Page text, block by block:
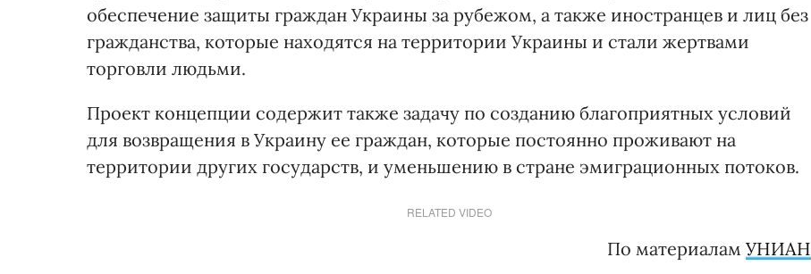
обеспечение защиты граждан Украины за рубежом, а также иностранцев и лиц без
гражданства, которые находятся на территории Украины и стали жертвами
торговли людьми.
Проект концепции содержит также задачу по созданию благоприятных условий
для возвращения в Украину ее граждан, которые постоянно проживают на
территории других государств, и уменьшению в стране эмиграционных потоков.
RELATED VIDEO
По материаламУНИАН